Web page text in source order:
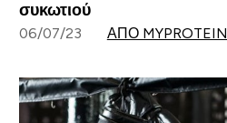
συκωτιού
06/07/23 ΑΠΌ MYPROTEIN